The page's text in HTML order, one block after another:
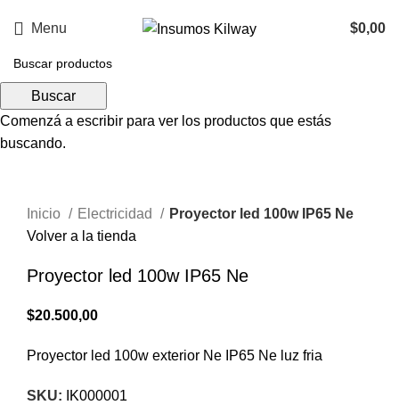
Menu $0,00
Click para agrandar
Inicio Electricidad
Proyector led 100w IP65 Ne
Volver a la tienda
Proyector led 100w IP65 Ne
$20.500,00
Proyector led 100w exterior Ne IP65 Ne luz fria
SKU: IK000001
Buscar
Comenzá a escribir para ver los productos que estás
buscando.